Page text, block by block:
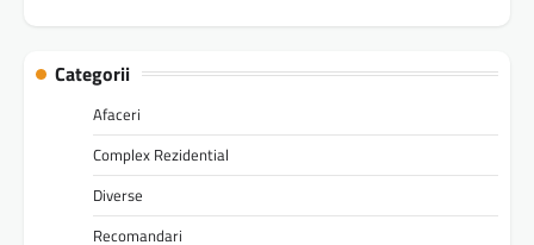
Categorii
Afaceri
Complex Rezidential
Diverse
Recomandari